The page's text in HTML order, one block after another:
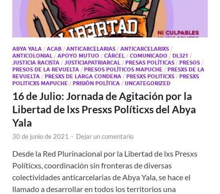
ABYA YALA / ACAB / ANTICARCELARIAS / ANTICARCELARIXS /
ANTICOLONIAL / APOYO MUTUO / CÁRCEL / COMUNICADO / DL321 /
JUSTICIA RACISTA / JUSTICIAPATRIARCAL / PRESAS POLÍTICAS / PRESOS /
PRESOS DE LA REVUELTA / PRESOS POLÍTICOS MAPUCHE / PRESXS DE LA
REVUELTA / PRESXS DE LARGA CONDENA / PRESXS POLITICXS / PRESXS
POLITICXS MAPUCHE / PRISIÓN POLÍTICA / UNCATEGORIZED
16 de Julio: Jornada de Agitación por la
Libertad de lxs Presxs Políticxs del Abya
Yala
30 de junio de 2021 - Dejar un comentario
Desde la Red Plurinacional por la Libertad de lxs Presxs
Políticxs, coordinación sin fronteras de diversas
colectividades anticarcelarias de Abya Yala, se hace el
llamado a desarrollar en todos los territorios una